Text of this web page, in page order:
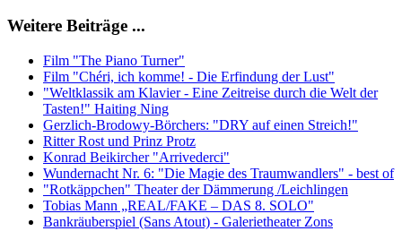
Weitere Beiträge ...
Film "The Piano Turner"
Film "Chéri, ich komme! - Die Erfindung der Lust"
"Weltklassik am Klavier - Eine Zeitreise durch die Welt der
Tasten!" Haiting Ning
Gerzlich-Brodowy-Börchers: "DRY auf einen Streich!"
Ritter Rost und Prinz Protz
Konrad Beikircher "Arrivederci"
Wundernacht Nr. 6: "Die Magie des Traumwandlers" - best of
"Rotkäppchen" Theater der Dämmerung /Leichlingen
Tobias Mann „REAL/FAKE – DAS 8. SOLO"
Bankräuberspiel (Sans Atout) - Galerietheater Zons